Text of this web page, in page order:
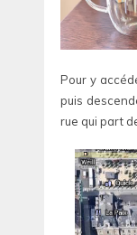
Pour y
puis
rue qui part